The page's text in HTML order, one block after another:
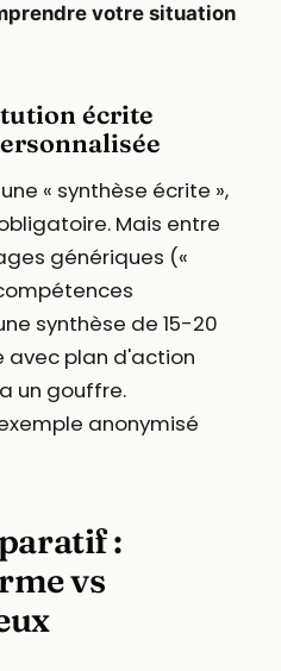
votre situation
écrite
« synthèse écrite »,
Mais entre
génériques («
synthèse de 15-20
avec plan d'action
un gouffre.
anonymisé
:
vs